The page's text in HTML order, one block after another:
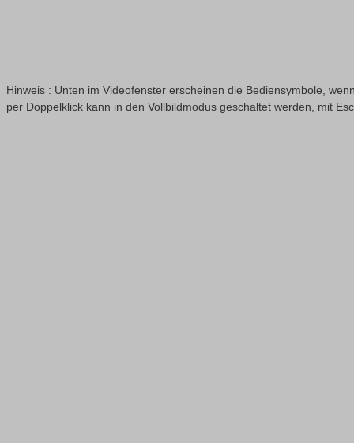
Hinweis : Unten im Videofenster erscheinen die Bediensymbole,
per Doppelklick kann in den Vollbildmodus geschaltet werden, mit